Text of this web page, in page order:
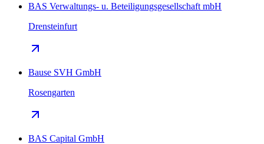
BAS Verwaltungs- u. Beteiligungsgesellschaft mbH
Drensteinfurt
Bause SVH GmbH
Rosengarten
BAS Capital GmbH